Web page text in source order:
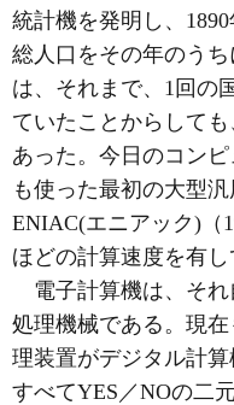
統計機を発明し、
総人口をその年のう
は、それまで、1回の
ていたことからして
あった。今日のコン
も使った最初の大型
ENIAC(エニアック)（
ほどの計算速度を有し
電子計算機は、それ
処理機械である。現
理装置がデジタル計
すべてYES／NOの二